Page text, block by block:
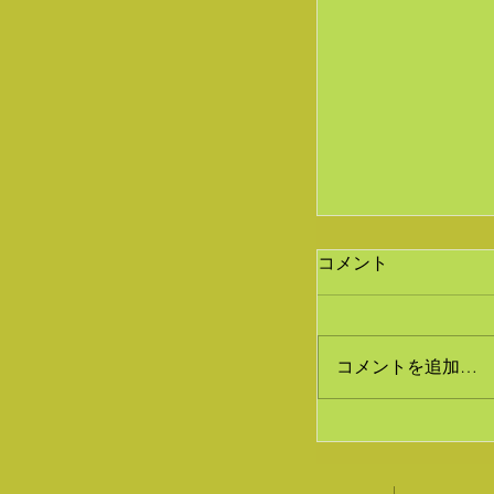
煎茶道具 京焼
コメント
コメントを追加…